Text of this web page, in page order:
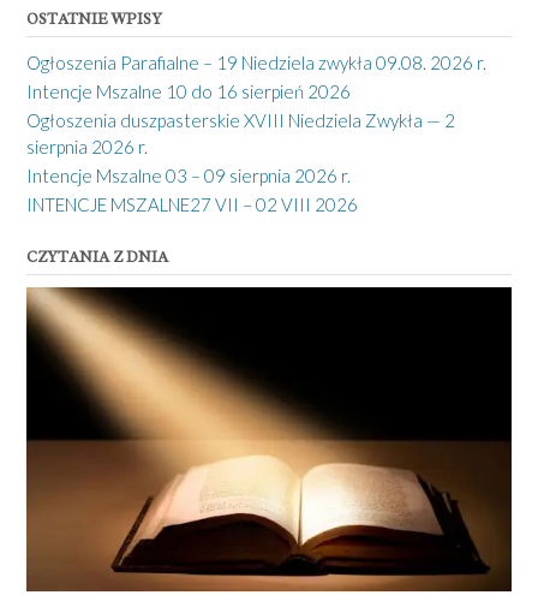
OSTATNIE WPISY
Ogłoszenia Parafialne – 19 Niedziela zwykła 09.08. 2026 r.
Intencje Mszalne 10 do 16 sierpień 2026
Ogłoszenia duszpasterskie XVIII Niedziela Zwykła — 2
sierpnia 2026 r.
Intencje Mszalne 03 – 09 sierpnia 2026 r.
INTENCJE MSZALNE27 VII – 02 VIII 2026
CZYTANIA Z DNIA